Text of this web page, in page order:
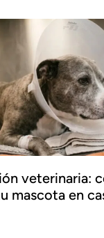
veterinaria:
mascota en